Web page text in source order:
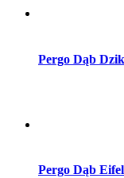
Pergo Dąb
Pergo Dąb